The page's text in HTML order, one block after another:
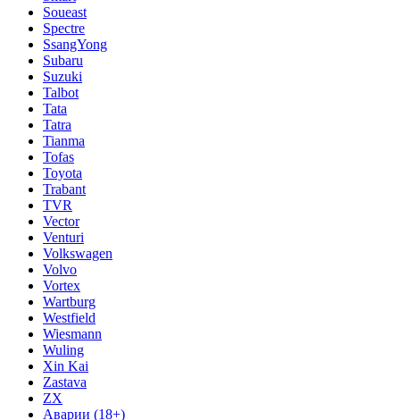
Soueast
Spectre
SsangYong
Subaru
Suzuki
Talbot
Tata
Tatra
Tianma
Tofas
Toyota
Trabant
TVR
Vector
Venturi
Volkswagen
Volvo
Vortex
Wartburg
Westfield
Wiesmann
Wuling
Xin Kai
Zastava
ZX
Аварии (18+)